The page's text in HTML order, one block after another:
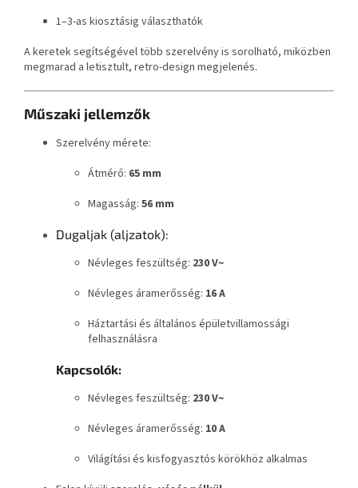
1–3-as kiosztásig választhatók
A keretek segítségével több szerelvény is sorolható, miközben
megmarad a letisztult, retro-design megjelenés.
Műszaki jellemzők
Szerelvény mérete:
Átmérő: 65 mm
Magasság: 56 mm
Dugaljak (aljzatok):
Névleges feszültség: 230 V~
Névleges áramerősség: 16 A
Háztartási és általános épületvillamossági
felhasználásra
Kapcsolók:
Névleges feszültség: 230 V~
Névleges áramerősség: 10 A
Világítási és kisfogyasztós körökhöz alkalmas